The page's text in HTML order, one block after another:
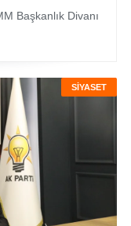
Başkanlık Divanı
SİYASET